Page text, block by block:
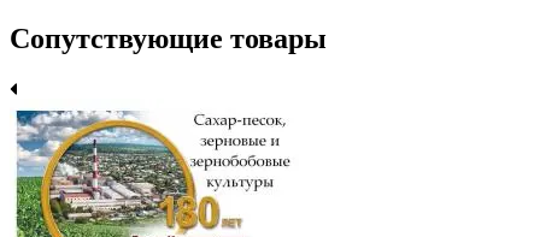
Сопутствующие товары